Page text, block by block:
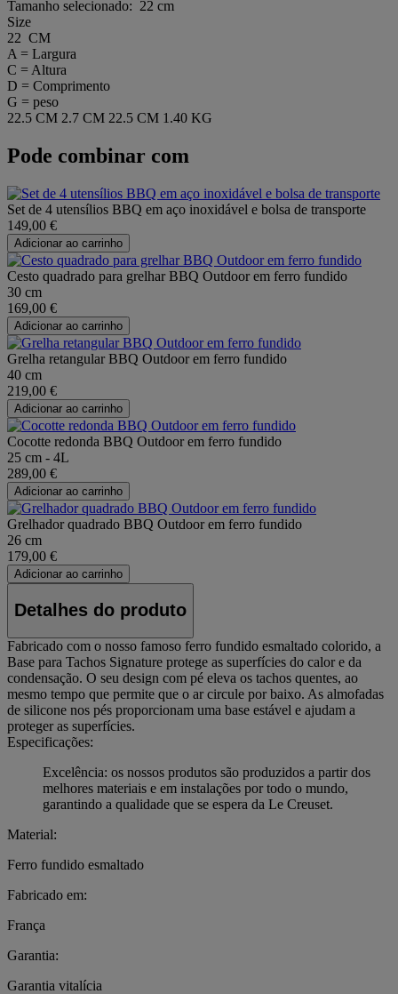
Tamanho selecionado: 22 cm
Size
22 CM
A = Largura
C = Altura
D = Comprimento
G = peso
22.5 CM 2.7 CM 22.5 CM 1.40 KG
Pode combinar com
Set de 4 utensílios BBQ em aço inoxidável e bolsa de transporte
149,00 €
Adicionar ao carrinho
Cesto quadrado para grelhar BBQ Outdoor em ferro fundido
30 cm
169,00 €
Adicionar ao carrinho
Grelha retangular BBQ Outdoor em ferro fundido
40 cm
219,00 €
Adicionar ao carrinho
Cocotte redonda BBQ Outdoor em ferro fundido
25 cm - 4L
289,00 €
Adicionar ao carrinho
Grelhador quadrado BBQ Outdoor em ferro fundido
26 cm
179,00 €
Adicionar ao carrinho
Detalhes do produto
Fabricado com o nosso famoso ferro fundido esmaltado colorido, a
Base para Tachos Signature protege as superfícies do calor e da
condensação. O seu design com pé eleva os tachos quentes, ao
mesmo tempo que permite que o ar circule por baixo. As almofadas
de silicone nos pés proporcionam uma base estável e ajudam a
proteger as superfícies.
Especificações:
Excelência: os nossos produtos são produzidos a partir dos
melhores materiais e em instalações por todo o mundo,
garantindo a qualidade que se espera da Le Creuset.
Material:
Ferro fundido esmaltado
Fabricado em:
França
Garantia:
Garantia vitalícia